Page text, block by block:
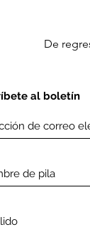
De
al boletín